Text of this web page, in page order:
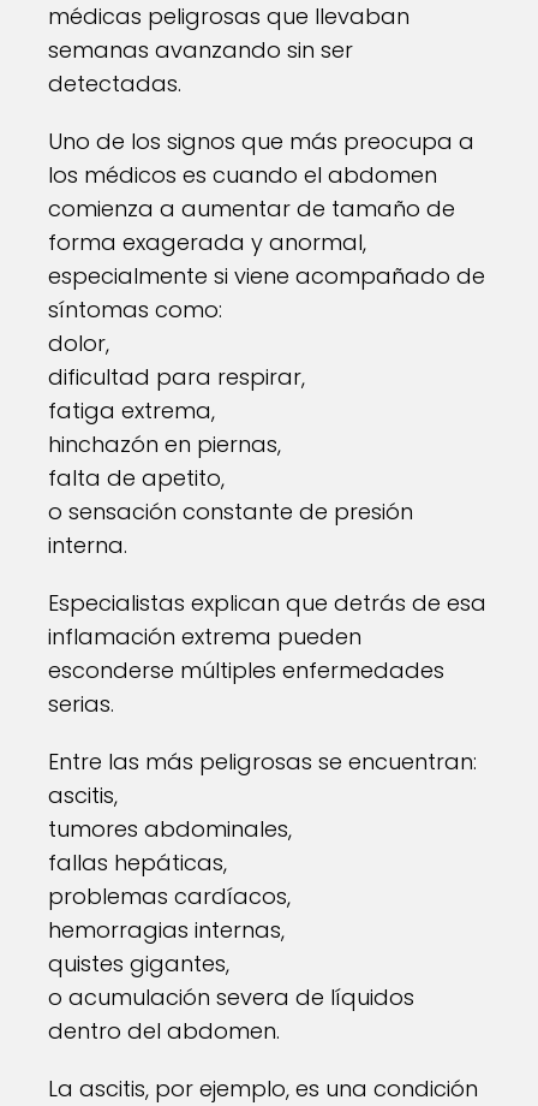
médicas peligrosas que llevaban
semanas avanzando sin ser
detectadas.
Uno de los signos que más preocupa a
los médicos es cuando el abdomen
comienza a aumentar de tamaño de
forma exagerada y anormal,
especialmente si viene acompañado de
síntomas como:
dolor,
dificultad para respirar,
fatiga extrema,
hinchazón en piernas,
falta de apetito,
o sensación constante de presión
interna.
Especialistas explican que detrás de esa
inflamación extrema pueden
esconderse múltiples enfermedades
serias.
Entre las más peligrosas se encuentran:
ascitis,
tumores abdominales,
fallas hepáticas,
problemas cardíacos,
hemorragias internas,
quistes gigantes,
o acumulación severa de líquidos
dentro del abdomen.
La ascitis, por ejemplo, es una condición